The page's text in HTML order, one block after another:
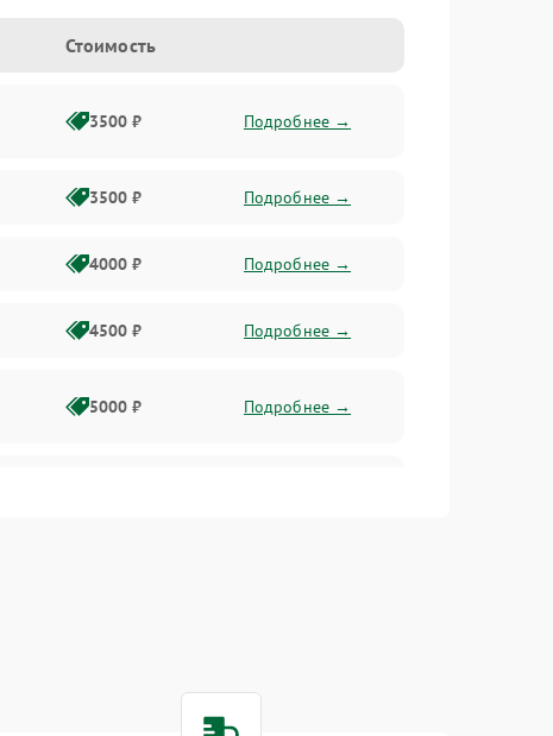
Стоимость
3500 ₽ Подробнее →
3500 ₽ Подробнее →
4000 ₽ Подробнее →
4500 ₽ Подробнее →
5000 ₽ Подробнее →